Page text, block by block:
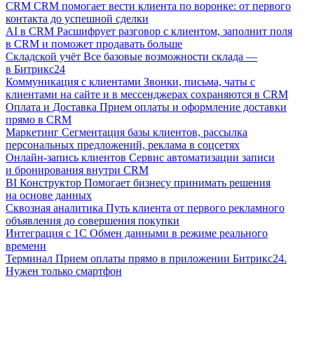
CRM CRM помогает вести клиента по воронке: от первого
контакта до успешной сделки
AI в CRM Расшифрует разговор с клиентом, заполнит поля
в CRM и поможет продавать больше
Складской учёт Все базовые возможности склада —
в Битрикс24
Коммуникация с клиентами Звонки, письма, чаты с
клиентами на сайте и в мессенджерах сохраняются в CRM
Оплата и Доставка Прием оплаты и оформление доставки
прямо в CRM
Маркетинг Сегментация базы клиентов, рассылка
персональных предложений, реклама в соцсетях
Онлайн-запись клиентов Сервис автоматизации записи
и бронирования внутри CRM
BI Конструктор Помогает бизнесу принимать решения
на основе данных
Сквозная аналитика Путь клиента от первого рекламного
объявления до совершения покупки
Интеграция с 1С Обмен данными в режиме реального
времени
Терминал Прием оплаты прямо в приложении Битрикс24.
Нужен только смартфон